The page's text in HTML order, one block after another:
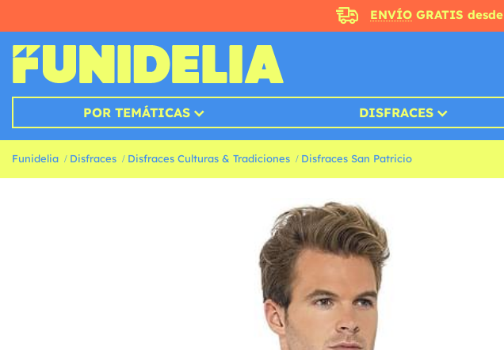
ENVÍOGRATIS desde
POR TEMÁTICAS DISFRACES
Funidelia Disfraces Disfraces Culturas & Tradiciones Disfraces San Patricio